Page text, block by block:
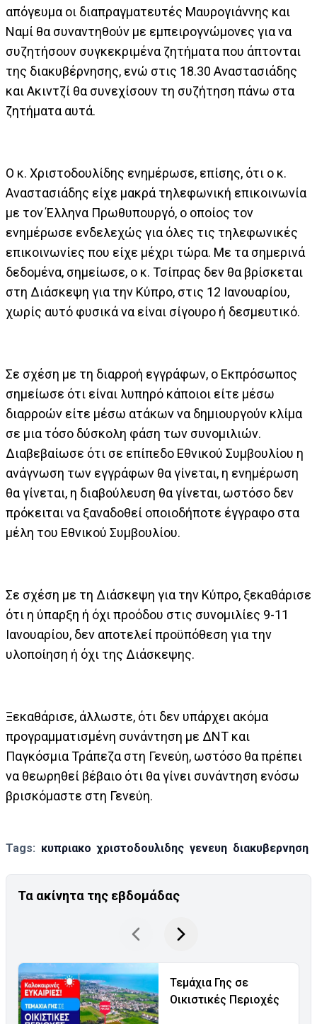
απόγευμα οι διαπραγματευτές Μαυρογιάννης και
Ναμί θα συναντηθούν με εμπειρογνώμονες για να
συζητήσουν συγκεκριμένα ζητήματα που άπτονται
της διακυβέρνησης, ενώ στις 18.30 Αναστασιάδης
και Ακιντζί θα συνεχίσουν τη συζήτηση πάνω στα
ζητήματα αυτά.
Ο κ. Χριστοδουλίδης ενημέρωσε, επίσης, ότι ο κ.
Αναστασιάδης είχε μακρά τηλεφωνική επικοινωνία
με τον Έλληνα Πρωθυπουργό, ο οποίος τον
ενημέρωσε ενδελεχώς για όλες τις τηλεφωνικές
επικοινωνίες που είχε μέχρι τώρα. Με τα σημερινά
δεδομένα, σημείωσε, ο κ. Τσίπρας δεν θα βρίσκεται
στη Διάσκεψη για την Κύπρο, στις 12 Ιανουαρίου,
χωρίς αυτό φυσικά να είναι σίγουρο ή δεσμευτικό.
Σε σχέση με τη διαρροή εγγράφων, ο Εκπρόσωπος
σημείωσε ότι είναι λυπηρό κάποιοι είτε μέσω
διαρροών είτε μέσω ατάκων να δημιουργούν κλίμα
σε μια τόσο δύσκολη φάση των συνομιλιών.
Διαβεβαίωσε ότι σε επίπεδο Εθνικού Συμβουλίου η
ανάγνωση των εγγράφων θα γίνεται, η ενημέρωση
θα γίνεται, η διαβούλευση θα γίνεται, ωστόσο δεν
πρόκειται να ξαναδοθεί οποιοδήποτε έγγραφο στα
μέλη του Εθνικού Συμβουλίου.
Σε σχέση με τη Διάσκεψη για την Κύπρο, ξεκαθάρισε
ότι η ύπαρξη ή όχι προόδου στις συνομιλίες 9-11
Ιανουαρίου, δεν αποτελεί προϋπόθεση για την
υλοποίηση ή όχι της Διάσκεψης.
Ξεκαθάρισε, άλλωστε, ότι δεν υπάρχει ακόμα
προγραμματισμένη συνάντηση με ΔΝΤ και
Παγκόσμια Τράπεζα στη Γενεύη, ωστόσο θα πρέπει
να θεωρηθεί βέβαιο ότι θα γίνει συνάντηση ενόσω
βρισκόμαστε στη Γενεύη.
Tags: κυπριακο χριστοδουλιδης γενευη διακυβερνηση
Τα ακίνητα της εβδομάδας
Τεμάχια Γης σε
Οικιστικές Περιοχές